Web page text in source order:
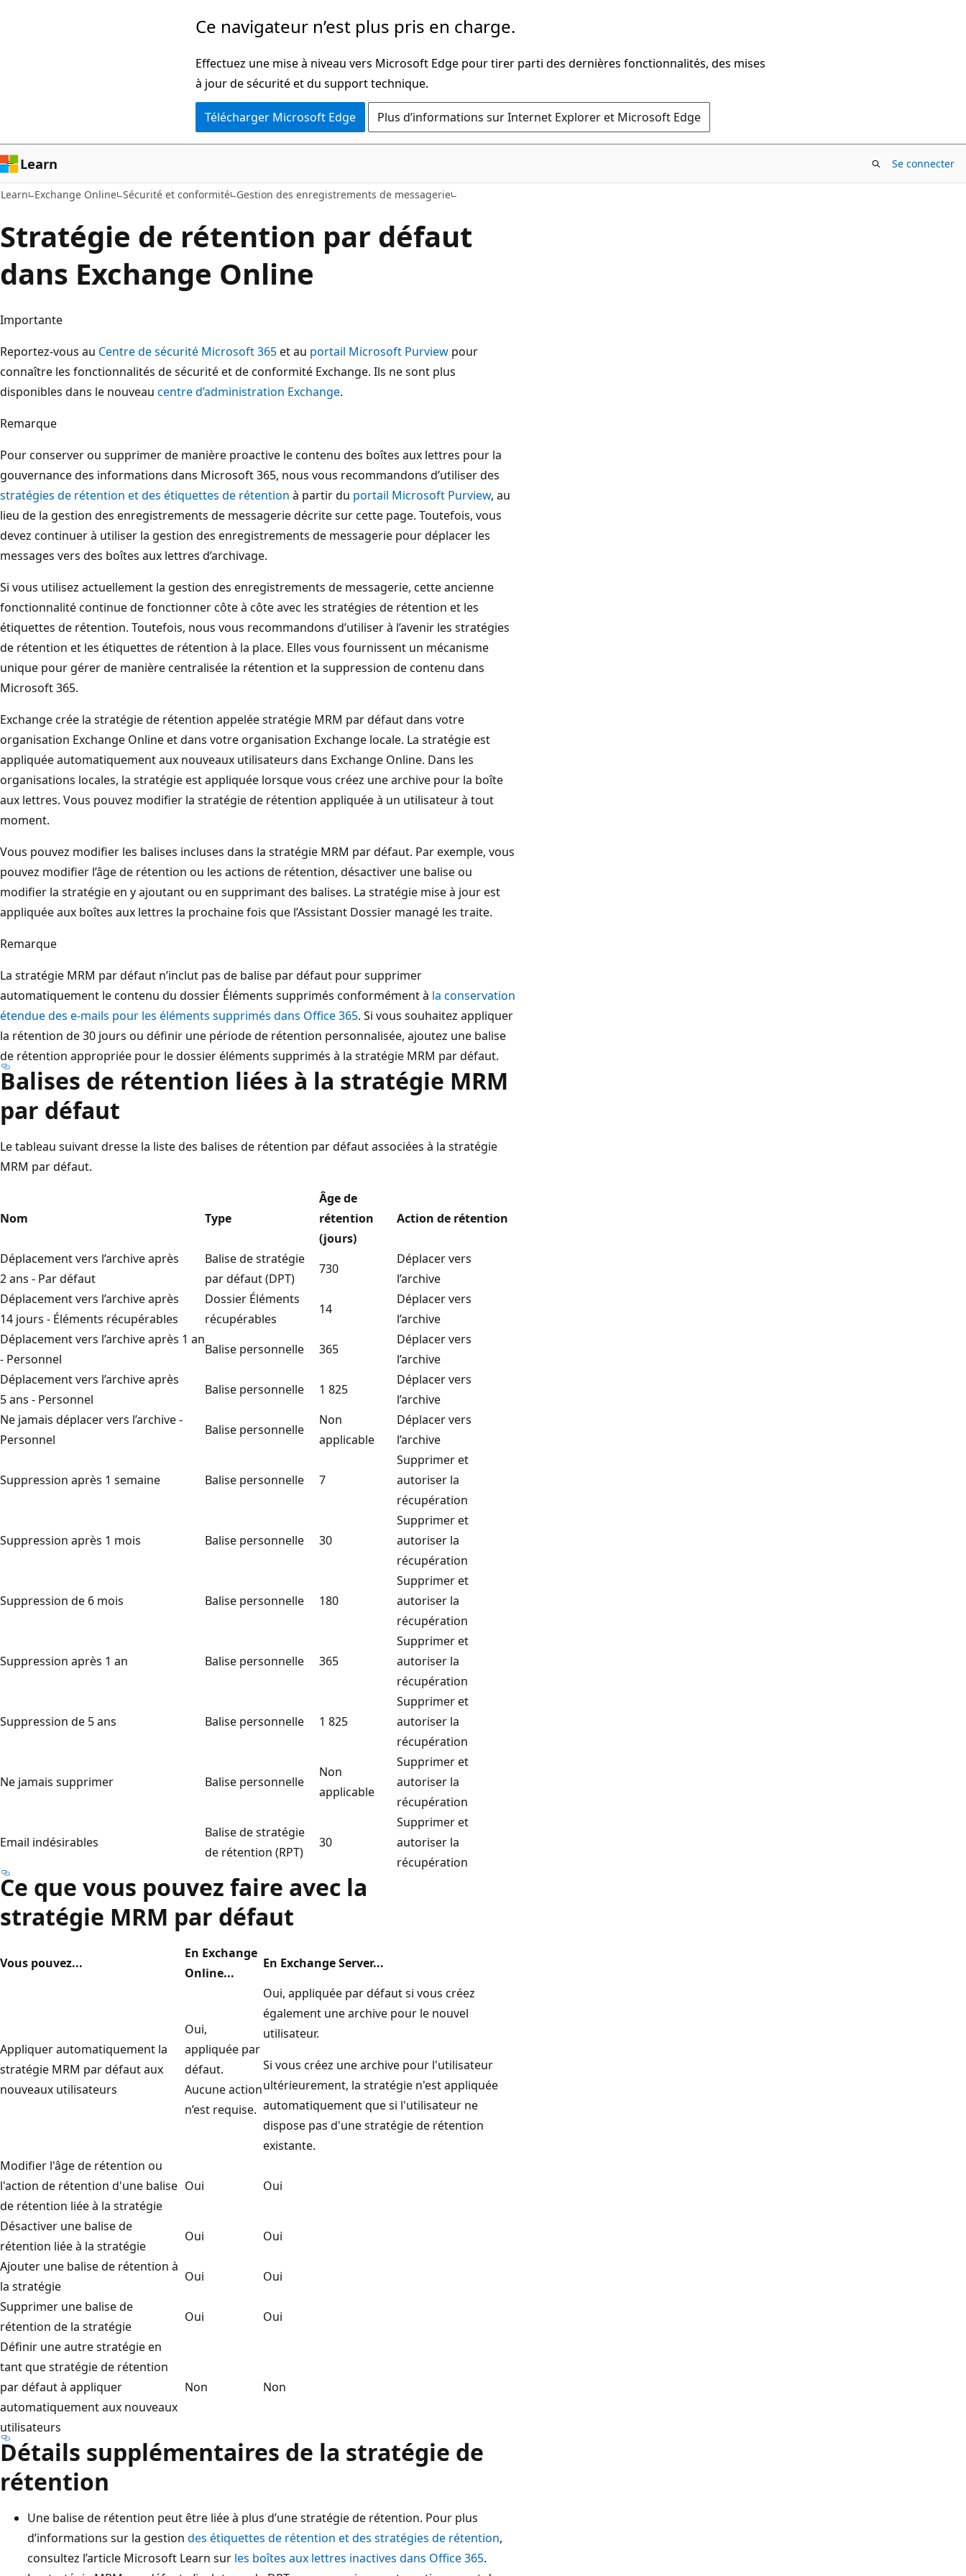
Ce navigateur n’est plus pris en charge.
Effectuez une mise à niveau vers Microsoft Edge pour tirer parti des dernières fonctionnalités, des mises
à jour de sécurité et du support technique.
Télécharger Microsoft Edge Plus d’informations sur Internet Explorer et Microsoft Edge
Learn Se connecter
Learn Exchange Online Sécurité et conformité Gestion des enregistrements de messagerie
Stratégie de rétention par défaut
dans Exchange Online
Importante
Reportez-vous au Centre de sécurité Microsoft 365et au portail Microsoft Purview pour
connaître les fonctionnalités de sécurité et de conformité Exchange. Ils ne sont plus
disponibles dans le nouveau centre d’administration Exchange.
Remarque
Pour conserver ou supprimer de manière proactive le contenu des boîtes aux lettres pour la
gouvernance des informations dans Microsoft 365, nous vous recommandons d’utiliser des
stratégies de rétention et des étiquettes de rétention à partir du portail Microsoft Purview, au
lieu de la gestion des enregistrements de messagerie décrite sur cette page. Toutefois, vous
devez continuer à utiliser la gestion des enregistrements de messagerie pour déplacer les
messages vers des boîtes aux lettres d’archivage.
Si vous utilisez actuellement la gestion des enregistrements de messagerie, cette ancienne
fonctionnalité continue de fonctionner côte à côte avec les stratégies de rétention et les
étiquettes de rétention. Toutefois, nous vous recommandons d’utiliser à l’avenir les stratégies
de rétention et les étiquettes de rétention à la place. Elles vous fournissent un mécanisme
unique pour gérer de manière centralisée la rétention et la suppression de contenu dans
Microsoft 365.
Exchange crée la stratégie de rétention appelée stratégie MRM par défaut dans votre
organisation Exchange Online et dans votre organisation Exchange locale. La stratégie est
appliquée automatiquement aux nouveaux utilisateurs dans Exchange Online. Dans les
organisations locales, la stratégie est appliquée lorsque vous créez une archive pour la boîte
aux lettres. Vous pouvez modifier la stratégie de rétention appliquée à un utilisateur à tout
moment.
Vous pouvez modifier les balises incluses dans la stratégie MRM par défaut. Par exemple, vous
pouvez modifier l’âge de rétention ou les actions de rétention, désactiver une balise ou
modifier la stratégie en y ajoutant ou en supprimant des balises. La stratégie mise à jour est
appliquée aux boîtes aux lettres la prochaine fois que l’Assistant Dossier managé les traite.
Remarque
La stratégie MRM par défaut n’inclut pas de balise par défaut pour supprimer
automatiquement le contenu du dossier Éléments supprimés conformément à la conservation
étendue des e-mails pour les éléments supprimés dans Office 365. Si vous souhaitez appliquer
la rétention de 30 jours ou définir une période de rétention personnalisée, ajoutez une balise
de rétention appropriée pour le dossier éléments supprimés à la stratégie MRM par défaut.
Balises de rétention liées à la stratégie MRM
par défaut
Le tableau suivant dresse la liste des balises de rétention par défaut associées à la stratégie
MRM par défaut.
Nom Type
Âge de
rétention
(jours)
Action de rétention
Déplacement vers l’archive après
2 ans - Par défaut
Balise de stratégie
par défaut (DPT)
730
Déplacer vers
l’archive
Déplacement vers l’archive après
14 jours - Éléments récupérables
Dossier Éléments
récupérables
14
Déplacer vers
l’archive
Déplacement vers l’archive après 1 an
- Personnel
Balise personnelle 365
Déplacer vers
l’archive
Déplacement vers l’archive après
5 ans - Personnel
Balise personnelle 1 825
Déplacer vers
l’archive
Ne jamais déplacer vers l’archive -
Personnel
Balise personnelle
Non
applicable
Déplacer vers
l’archive
Suppression après 1 semaine Balise personnelle 7
Supprimer et
autoriser la
récupération
Suppression après 1 mois Balise personnelle 30
Supprimer et
autoriser la
récupération
Suppression de 6 mois Balise personnelle 180
Supprimer et
autoriser la
récupération
Suppression après 1 an Balise personnelle 365
Supprimer et
autoriser la
récupération
Suppression de 5 ans Balise personnelle 1 825
Supprimer et
autoriser la
récupération
Ne jamais supprimer Balise personnelle
Non
applicable
Supprimer et
autoriser la
récupération
Email indésirables
Balise de stratégie
de rétention (RPT)
30
Supprimer et
autoriser la
récupération
Ce que vous pouvez faire avec la
stratégie MRM par défaut
Vous pouvez...
En Exchange
Online...
En Exchange Server...
Appliquer automatiquement la
stratégie MRM par défaut aux
nouveaux utilisateurs
Oui,
appliquée par
défaut.
Aucune action
n’est requise.
Oui, appliquée par défaut si vous créez
également une archive pour le nouvel
utilisateur.
Si vous créez une archive pour l'utilisateur
ultérieurement, la stratégie n'est appliquée
automatiquement que si l'utilisateur ne
dispose pas d'une stratégie de rétention
existante.
Modifier l'âge de rétention ou
l'action de rétention d'une balise
de rétention liée à la stratégie
Oui Oui
Désactiver une balise de
rétention liée à la stratégie
Oui
Oui
Ajouter une balise de rétention à
la stratégie
Oui
Oui
Supprimer une balise de
rétention de la stratégie
Oui
Oui
Définir une autre stratégie en
tant que stratégie de rétention
par défaut à appliquer
automatiquement aux nouveaux
utilisateurs
Non Non
Détails supplémentaires de la stratégie de
rétention
Une balise de rétention peut être liée à plus d’une stratégie de rétention. Pour plus
d’informations sur la gestion des étiquettes de rétention et des stratégies de rétention,
consultez l’article Microsoft Learn sur les boîtes aux lettres inactives dans Office 365.